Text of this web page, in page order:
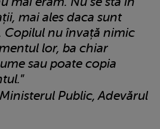
mai ales daca sunt
Copilul nu învață nimic
lor, ba chiar
sau poate copia
”
Public, Adevărul